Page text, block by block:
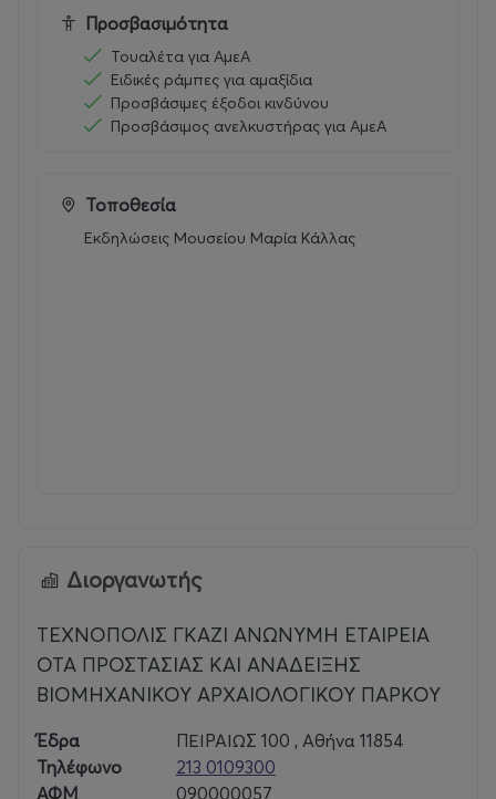
Προσβασιμότητα
Τουαλέτα για ΑμεΑ
Ειδικές ράμπες για αμαξίδια
Προσβάσιμες έξοδοι κινδύνου
Προσβάσιμος ανελκυστήρας για ΑμεΑ
Τοποθεσία
Εκδηλώσεις Μουσείου Μαρία Κάλλας
Διοργανωτής
ΤΕΧΝΟΠΟΛΙΣ ΓΚΑΖΙ ΑΝΩΝΥΜΗ ΕΤΑΙΡΕΙΑ
ΟΤΑ ΠΡΟΣΤΑΣΙΑΣ ΚΑΙ ΑΝΑΔΕΙΞΗΣ
ΒΙΟΜΗΧΑΝΙΚΟΥ ΑΡΧΑΙΟΛΟΓΙΚΟΥ ΠΑΡΚΟΥ
Έδρα
ΠΕΙΡΑΙΩΣ 100 , Αθήνα 11854
Τηλέφωνο
213 0109300
ΑΦΜ
090000057